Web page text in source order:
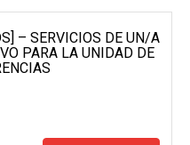
– SERVICIOS DE UN/A
PARA LA UNIDAD DE